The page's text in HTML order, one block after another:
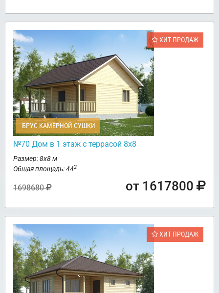
ХИТ ПРОДАЖ
БРУС КАМЕРНОЙ СУШКИ
№70 Дом в 1 этаж с террасой 8х8
Размер: 8х8 м
Общая площадь: 442
1698680 от 1617800
ХИТ ПРОДАЖ